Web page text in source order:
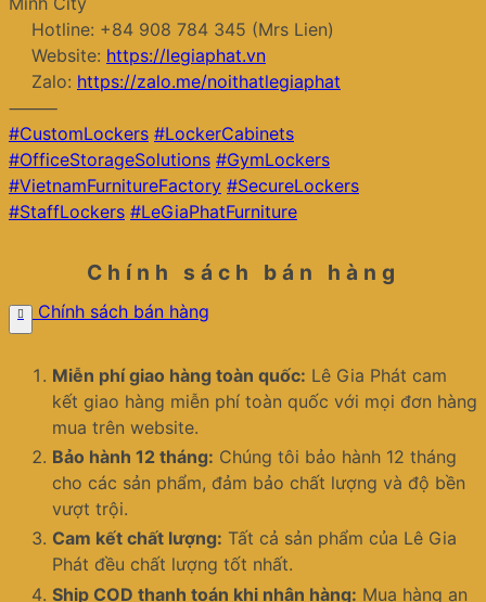
Hotline: +84 908 784 345 (Mrs Lien)
Website: https://legiaphat.vn
Zalo: https://zalo.me/noithatlegiaphat
⸻
#CustomLockers #LockerCabinets
#OfficeStorageSolutions #GymLockers
#VietnamFurnitureFactory #SecureLockers
#StaffLockers #LeGiaPhatFurniture
Chính sách bán hàng
Chính sách bán hàng
Miễn phí giao hàng toàn quốc: Lê Gia Phát cam
kết giao hàng miễn phí toàn quốc với mọi đơn hàng
mua trên website.
Bảo hành 12 tháng: Chúng tôi bảo hành 12 tháng
cho các sản phẩm, đảm bảo chất lượng và độ bền
vượt trội.
Cam kết chất lượng: Tất cả sản phẩm của Lê Gia
Phát đều chất lượng tốt nhất.
Ship COD thanh toán khi nhận hàng: Mua hàng an